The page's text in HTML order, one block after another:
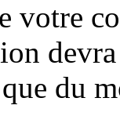
votre
du